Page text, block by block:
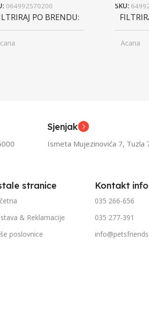
064992570200
PO BRENDU
FILTRIRAJ PO TEŽINI
SKU:
Acana
Sjenjak
Ismeta Mujezinovića 7, Tuzla
stranice
& Reklamacije
poslovnice
Kontakt
035 266-656
035 277-391